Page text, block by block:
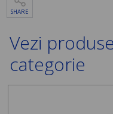
SHARE
Vezi
categorie